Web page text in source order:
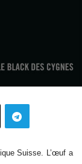
Suisse. L’œuf a